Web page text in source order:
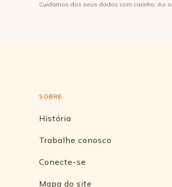
Cuidamos dos seus dados com carinho. Ao
SOBRE
História
Trabalhe conosco
Conecte-se
Mapa do site